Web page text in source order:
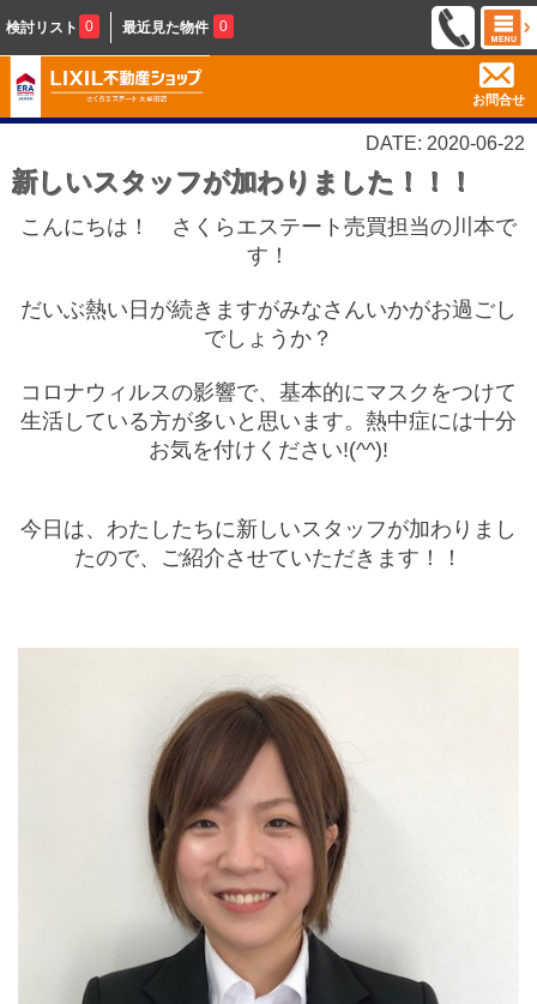
検討リスト 0 最近見た物件 0
お問合せ
DATE: 2020-06-22
新しいスタッフが加わりました！！！
こんにちは！ さくらエステート売買担当の川本で
す！
だいぶ熱い日が続きますがみなさんいかがお過ごし
でしょうか？
コロナウィルスの影響で、基本的にマスクをつけて
生活している方が多いと思います。熱中症には十分
お気を付けください!(^^)!
今日は、わたしたちに新しいスタッフが加わりまし
たので、ご紹介させていただきます！！